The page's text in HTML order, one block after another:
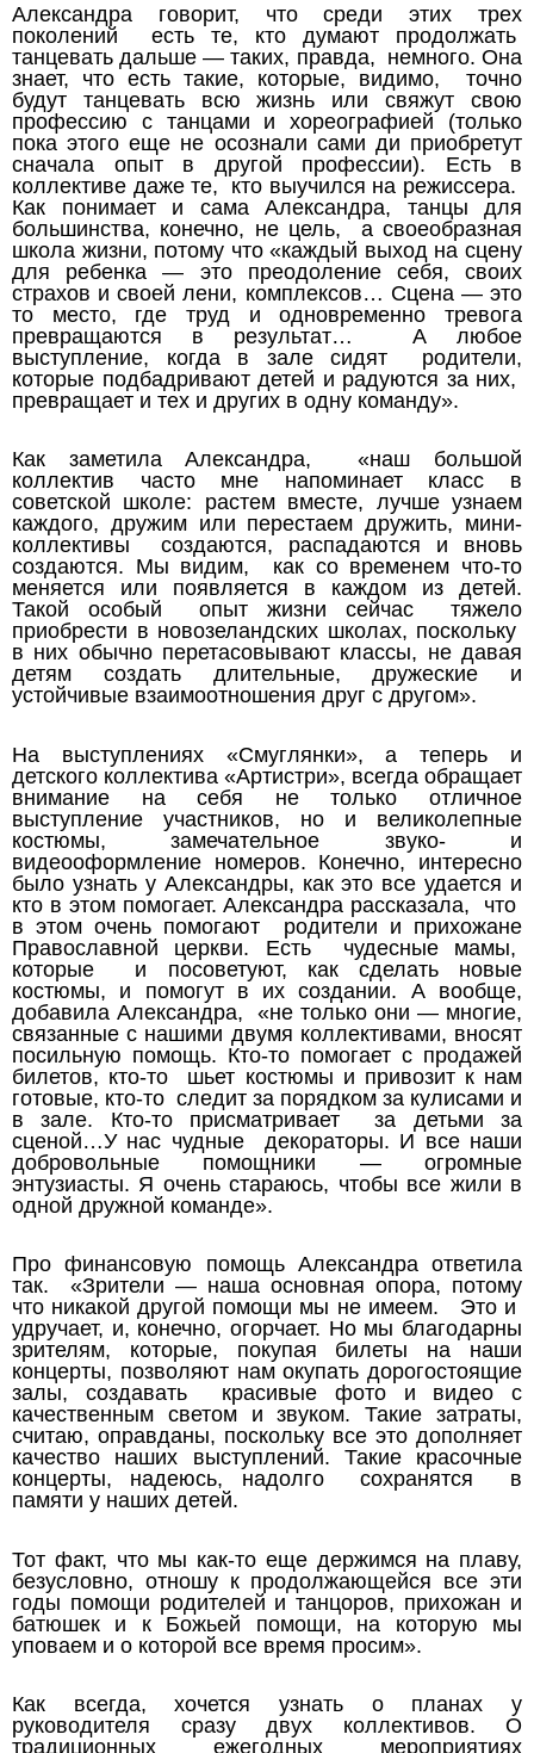
Александра говорит, что среди этих трех
поколений есть те, кто думают продолжать
танцевать дальше — таких, правда, немного. Она
знает, что есть такие, которые, видимо, точно
будут танцевать всю жизнь или свяжут свою
профессию с танцами и хореографией (только
пока этого еще не осознали сами ди приобретут
сначала опыт в другой профессии). Есть в
коллективе даже те, кто выучился на режиссера.
Как понимает и сама Александра, танцы для
большинства, конечно, не цель, а своеобразная
школа жизни, потому что «каждый выход на сцену
для ребенка — это преодоление себя, своих
страхов и своей лени, комплексов… Сцена — это
то место, где труд и одновременно тревога
превращаются в результат… А любое
выступление, когда в зале сидят родители,
которые подбадривают детей и радуются за них,
превращает и тех и других в одну команду».
Как заметила Александра, «наш большой
коллектив часто мне напоминает класс в
советской школе: растем вместе, лучше узнаем
каждого, дружим или перестаем дружить, мини-
коллективы создаются, распадаются и вновь
создаются. Мы видим, как со временем что-то
меняется или появляется в каждом из детей.
Такой особый опыт жизни сейчас тяжело
приобрести в новозеландских школах, поскольку
в них обычно перетасовывают классы, не давая
детям создать длительные, дружеские и
устойчивые взаимоотношения друг с другом».
На выступлениях «Смуглянки», а теперь и
детского коллектива «Артистри», всегда обращает
внимание на себя не только отличное
выступление участников, но и великолепные
костюмы, замечательное звуко- и
видеооформление номеров. Конечно, интересно
было узнать у Александры, как это все удается и
кто в этом помогает. Александра рассказала, что
в этом очень помогают родители и прихожане
Православной церкви. Есть чудесные мамы,
которые и посоветуют, как сделать новые
костюмы, и помогут в их создании. А вообще,
добавила Александра, «не только они — многие,
связанные с нашими двумя коллективами, вносят
посильную помощь. Кто-то помогает с продажей
билетов, кто-то шьет костюмы и привозит к нам
готовые, кто-то следит за порядком за кулисами и
в зале. Кто-то присматривает за детьми за
сценой…У нас чудные декораторы. И все наши
добровольные помощники — огромные
энтузиасты. Я очень стараюсь, чтобы все жили в
одной дружной команде».
Про финансовую помощь Александра ответила
так. «Зрители — наша основная опора, потому
что никакой другой помощи мы не имеем. Это и
удручает, и, конечно, огорчает. Но мы благодарны
зрителям, которые, покупая билеты на наши
концерты, позволяют нам окупать дорогостоящие
залы, создавать красивые фото и видео с
качественным светом и звуком. Такие затраты,
считаю, оправданы, поскольку все это дополняет
качество наших выступлений. Такие красочные
концерты, надеюсь, надолго сохранятся в
памяти у наших детей.
Тот факт, что мы как-то еще держимся на плаву,
безусловно, отношу к продолжающейся все эти
годы помощи родителей и танцоров, прихожан и
батюшек и к Божьей помощи, на которую мы
уповаем и о которой все время просим».
Как всегда, хочется узнать о планах у
руководителя сразу двух коллективов. О
традиционных ежегодных мероприятиях